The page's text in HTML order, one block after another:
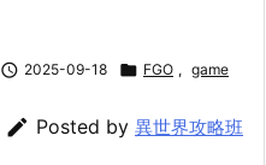
 2025-09-18  FGO , game
 Posted by 異世界攻略班